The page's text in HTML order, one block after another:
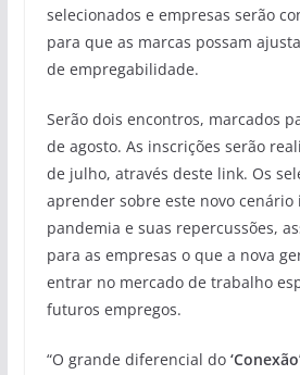
selecionados e empresas serão
para que as marcas possam
de empregabilidade.
Serão dois encontros, marcados
de agosto. As inscrições serão
de julho, através deste link. Os
aprender sobre este novo cenário
pandemia e suas repercussões,
para as empresas o que a nova
entrar no mercado de trabalho
futuros empregos.
“O grande diferencial do